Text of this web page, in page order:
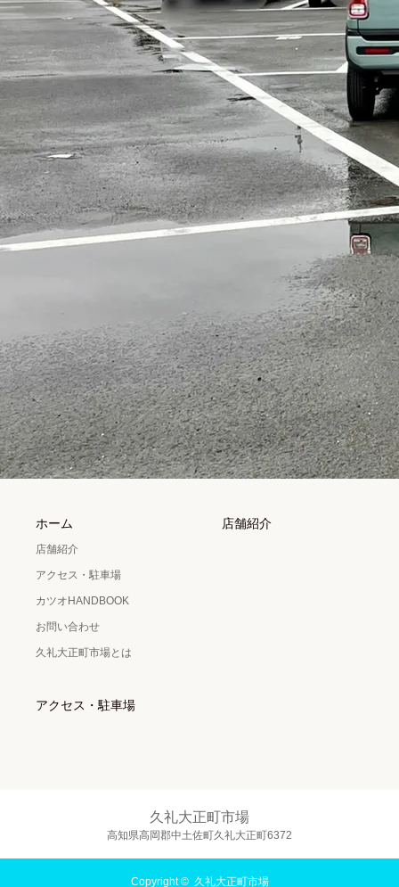
ホーム
店舗紹介
アクセス・駐車場
カツオHANDBOOK
お問い合わせ
久礼大正町市場とは
店舗紹介
アクセス・駐車場
久礼大正町市場
高知県高岡郡中土佐町久礼大正町6372
Copyright © 久礼大正町市場